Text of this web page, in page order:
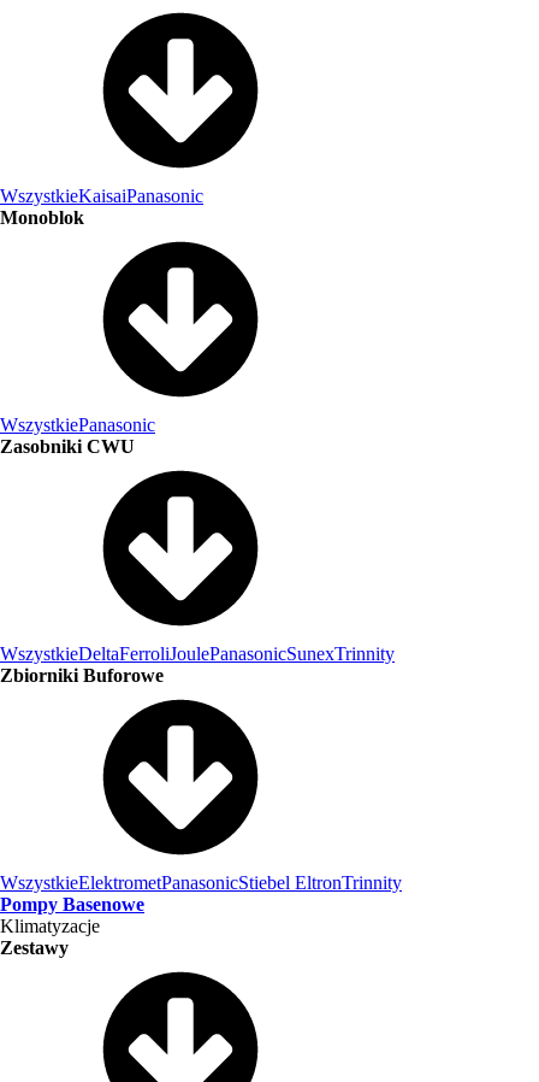
WszystkieKaisaiPanasonic
Monoblok
WszystkiePanasonic
Zasobniki CWU
WszystkieDeltaFerroliJoulePanasonicSunexTrinnity
Zbiorniki Buforowe
WszystkieElektrometPanasonicStiebel EltronTrinnity
Pompy Basenowe
Klimatyzacje
Zestawy